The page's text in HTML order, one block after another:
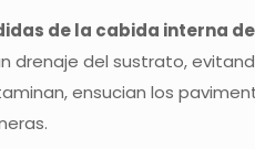
de la cabida interna
drenaje del sustrato,
ensucian los